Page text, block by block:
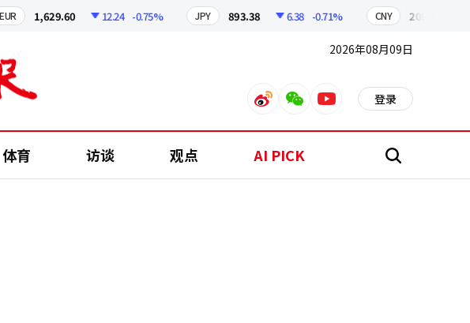
1,629.60 12.24 -0.75% JPY 893.38 6.38 -0.71% CNY 209.17
2026年08月09日
weiboweixinyoutube 登录
体育 访谈 观点 AI PICK 搜